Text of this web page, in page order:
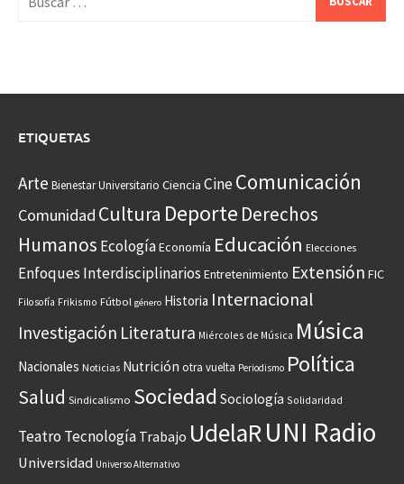
ETIQUETAS
Arte Bienestar Universitario Ciencia CineComunicación
Comunidad Cultura Deporte Derechos
Humanos EcologíaEconomía Educación Elecciones
Enfoques Interdisciplinarios Entretenimiento Extensión FIC
Filosofía Frikismo Fútbol género Historia Internacional
Investigación Literatura Miércoles de Música Música
Nacionales Noticias Nutrición otra vuelta Periodismo Política
Salud Sindicalismo Sociedad Sociología Solidaridad
Teatro Tecnología Trabajo UdelaRUNI Radio
Universidad Universo Alternativo